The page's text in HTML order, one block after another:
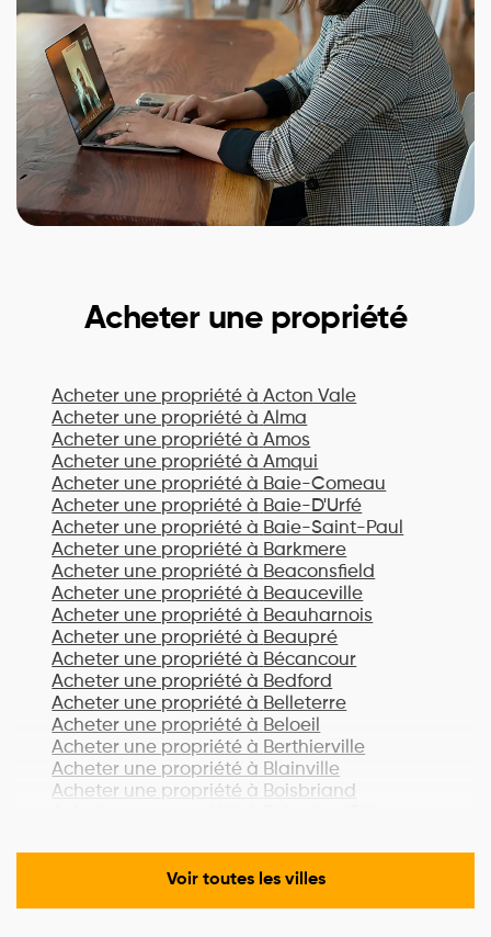
Acheter une propriété
Acheter une propriété à Acton Vale
Acheter une propriété à Alma
Acheter une propriété à Amos
Acheter une propriété à Amqui
Acheter une propriété à Baie-Comeau
Acheter une propriété à Baie-D'Urfé
Acheter une propriété à Baie-Saint-Paul
Acheter une propriété à Barkmere
Acheter une propriété à Beaconsfield
Acheter une propriété à Beauceville
Acheter une propriété à Beauharnois
Acheter une propriété à Beaupré
Acheter une propriété à Bécancour
Acheter une propriété à Bedford
Acheter une propriété à Belleterre
Acheter une propriété à Beloeil
Acheter une propriété à Berthierville
Acheter une propriété à Blainville
Acheter une propriété à Boisbriand
Acheter une propriété à Boucherville
Acheter une propriété à Lac-Brome
Voir toutes les villes